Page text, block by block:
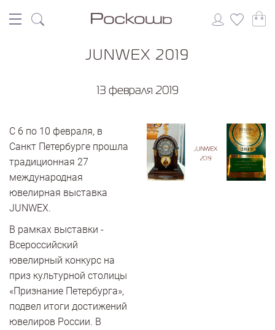
JUNWEX 2019
13 февраля 2019
С 6 по 10 февраля, в
Санкт Петербурге прошла
традиционная 27
международная
ювелирная выставка
JUNWEX.
В рамках выставки -
Всероссийский
ювелирный конкурс на
приз культурной столицы
«Признание Петербурга»,
подвел итоги достижений
ювелиров России. В